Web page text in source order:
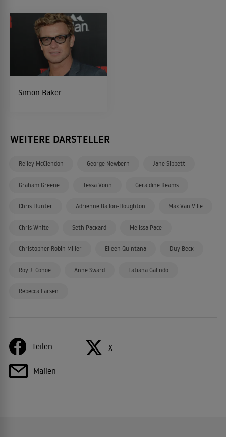
Simon Baker
WEITERE DARSTELLER
Reiley McClendon George Newbern Jane Sibbett
Graham Greene Tessa Vonn Geraldine Keams
Chris Hunter Adrienne Bailon-Houghton Max Van Ville
Chris White Seth Packard Melissa Pace
Christopher Robin Miller Eileen Quintana Duy Beck
Roy J. Cohoe Anne Sward Tatiana Galindo
Rebecca Larsen
Teilen X
Mailen